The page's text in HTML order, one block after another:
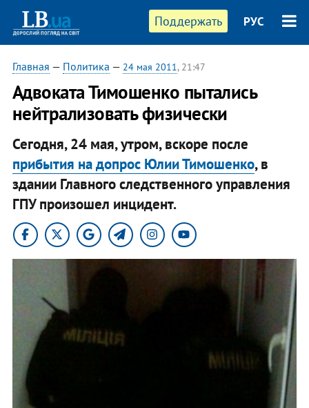
Поддержать РУС
Главная — Политика — 24 мая 2011, 21:47
Адвоката Тимошенко пытались
нейтрализовать физически
Сегодня, 24 мая, утром, вскоре после
прибытия на допрос Юлии Тимошенко, в
здании Главного следственного управления
ГПУ произошел инцидент.